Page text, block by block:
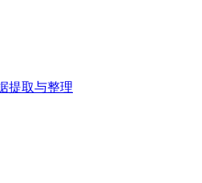
提取与整理